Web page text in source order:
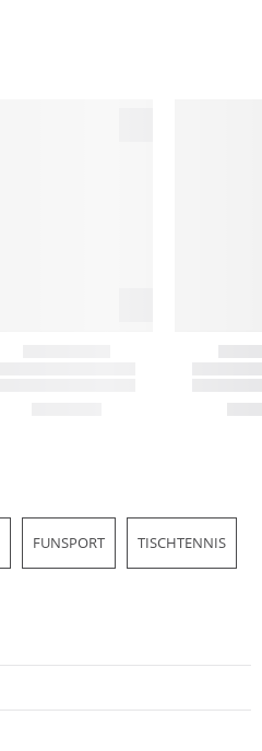
FUNSPORT TISCHTENNIS